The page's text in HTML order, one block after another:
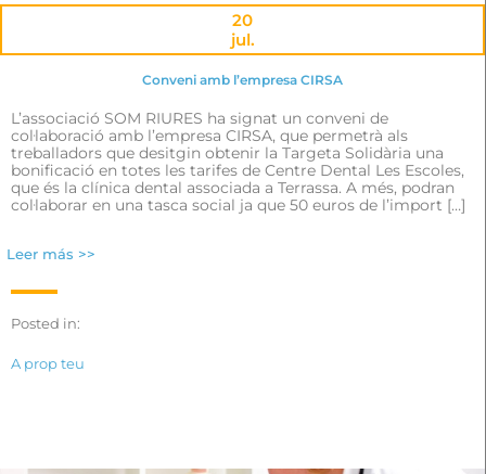
20
jul.
Conveni amb l’empresa CIRSA
L’associació SOM RIURES ha signat un conveni de
col·laboració amb l’empresa CIRSA, que permetrà als
treballadors que desitgin obtenir la Targeta Solidària una
bonificació en totes les tarifes de Centre Dental Les Escoles,
que és la clínica dental associada a Terrassa. A més, podran
col·laborar en una tasca social ja que 50 euros de l’import […]
Leer más >>
Posted in:
A prop teu